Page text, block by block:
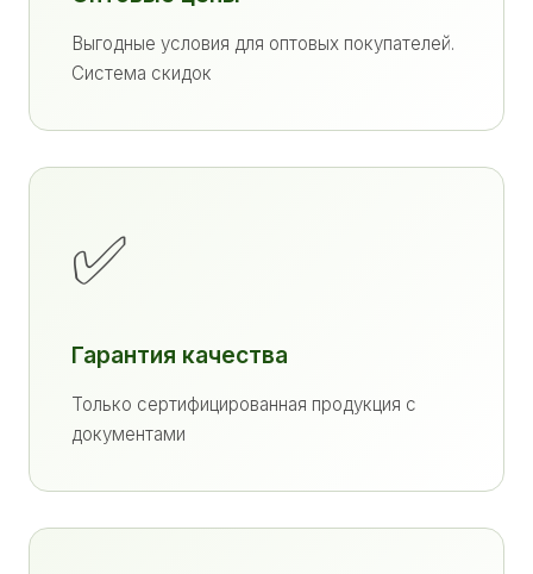
Выгодные условия для оптовых покупателей.
Система скидок
✅
Гарантия качества
Только сертифицированная продукция с
документами